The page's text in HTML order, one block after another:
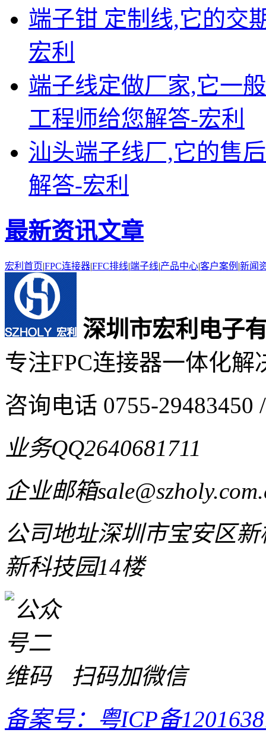
端子钳 定制线,它的交
宏利
端子线定做厂家,它一
工程师给您解答-宏利
汕头端子线厂,它的售
解答-宏利
最新资讯文章
宏利首页 FPC连接器FFC排线端子线 产品中心客户案例 新闻
深圳市宏利电子
专注FPC连接器一体化解
咨询电话 0755-29483450 /
业务QQ2640681711
企业邮箱
公司地址深圳市宝安区
新科技园14楼
扫码加微信
备案号：粤ICP备